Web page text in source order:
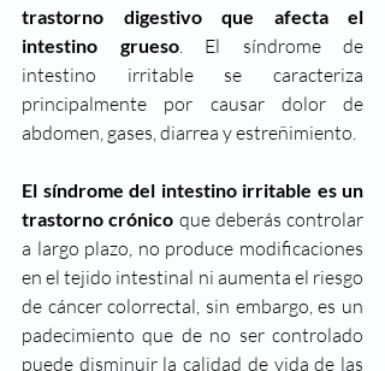
trastorno digestivo que afecta el
intestino grueso. El síndrome de
intestino irritable se caracteriza
principalmente por causar dolor de
abdomen, gases, diarrea y estreñimiento.
El síndrome del intestino irritable es un
trastorno crónico que deberás controlar
a largo plazo, no produce modificaciones
en el tejido intestinal ni aumenta el riesgo
de cáncer colorrectal, sin embargo, es un
padecimiento que de no ser controlado
puede disminuir la calidad de vida de las